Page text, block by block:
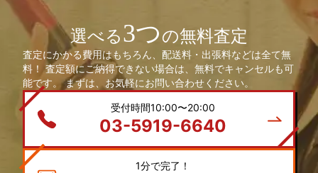
選べる3つの無料査定
査定にかかる費用はもちろん、配送料・出張料などは全て無
料！ 査定額にご納得できない場合は、無料でキャンセルも可
能です。 まずは、お気軽にお問い合わせください。
受付時間10:00〜20:00
03-5919-6640
1分で完了！